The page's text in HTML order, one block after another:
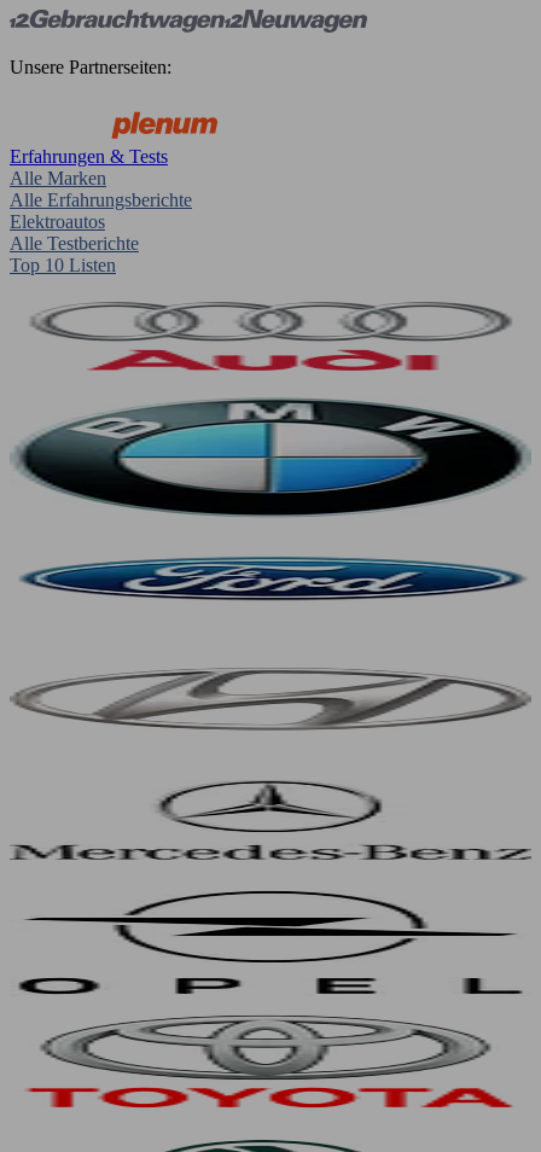
Unsere Partnerseiten:
Erfahrungen & Tests
Alle Marken
Alle Erfahrungsberichte
Elektroautos
Alle Testberichte
Top 10 Listen